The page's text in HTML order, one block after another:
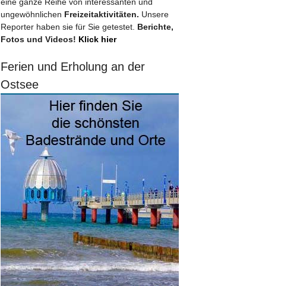
eine ganze Reihe von interessanten und
ungewöhnlichen Freizeitaktivitäten. Unsere
Reporter haben sie für Sie getestet. Berichte,
Fotos und Videos! Klick hier
Ferien und Erholung an der
Ostsee